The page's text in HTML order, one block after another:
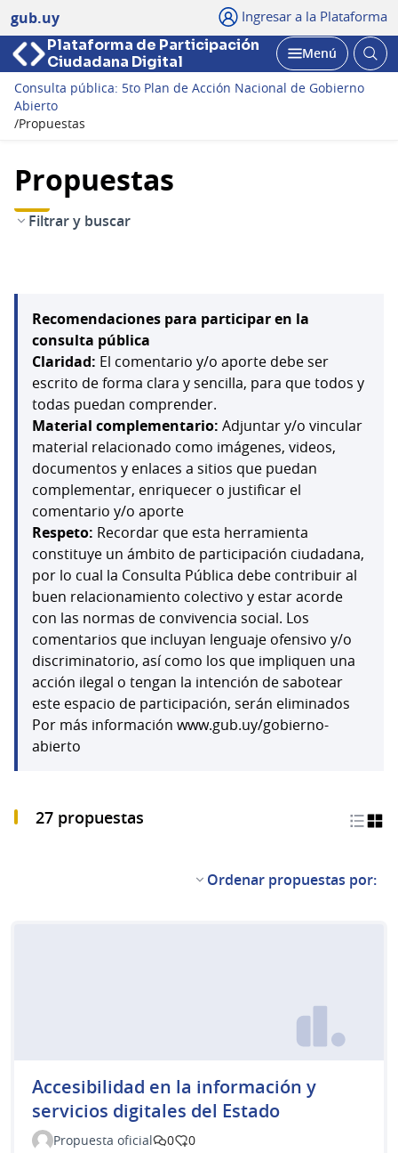
gub.uy Ingresar a la Plataforma
Plataforma de Participación
Ciudadana Digital
Abrir
Menú
Consulta pública: 5to Plan de Acción Nacional de Gobierno
Abierto
/Propuestas
Propuestas
Filtrar y buscar
Recomendaciones para participar en la
consulta pública
Claridad: El comentario y/o aporte debe ser
escrito de forma clara y sencilla, para que todos y
todas puedan comprender.
Material complementario: Adjuntar y/o vincular
material relacionado como imágenes, videos,
documentos y enlaces a sitios que puedan
complementar, enriquecer o justificar el
comentario y/o aporte
Respeto: Recordar que esta herramienta
constituye un ámbito de participación ciudadana,
por lo cual la Consulta Pública debe contribuir al
buen relacionamiento colectivo y estar acorde
con las normas de convivencia social. Los
comentarios que incluyan lenguaje ofensivo y/o
discriminatorio, así como los que impliquen una
acción ilegal o tengan la intención de sabotear
este espacio de participación, serán eliminados
Por más información www.gub.uy/gobierno-
abierto
27 propuestas
Ordenar propuestas por:
Accesibilidad en la información y
servicios digitales del Estado
Propuesta oficial 0 0